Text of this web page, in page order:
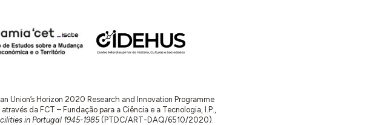
Union’s Horizon 2020 Research and Innovation Programme
da FCT – Fundação para a Ciência e a Tecnologia, I.P.,
in Portugal 1945-1985(PTDC/ART-DAQ/6510/2020).